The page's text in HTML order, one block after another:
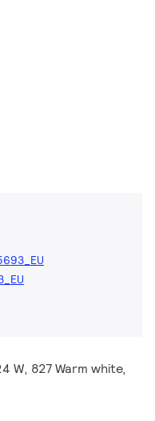
W, 827 Warm white,